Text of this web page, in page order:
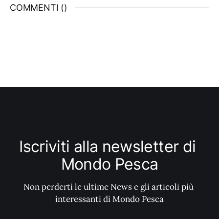
non scritta il comitato di Sassari che,
COMMENTI ()
Iscriviti alla newsletter di
Mondo Pesca
Non perderti le ultime News e gli articoli più
interessanti di Mondo Pesca